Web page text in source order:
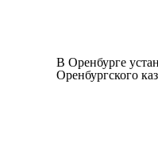
В Оренбурге
Оренбургского